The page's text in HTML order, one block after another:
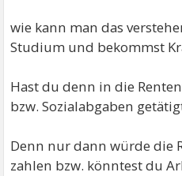
wie kann man das
Studium und bekommst
Hast du denn in die
bzw. Sozialabgaben
Denn nur dann würde die
zahlen bzw. könntest du